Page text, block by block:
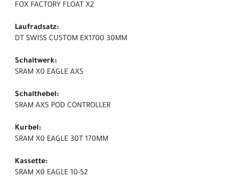
FOX FACTORY FLOAT X2
Laufradsatz:
DT SWISS CUSTOM EX1700 30MM
Schaltwerk:
SRAM X0 EAGLE AXS
Schalthebel:
SRAM AXS POD CONTROLLER
Kurbel:
SRAM X0 EAGLE 30T 170MM
Kassette:
SRAM X0 EAGLE 10-52